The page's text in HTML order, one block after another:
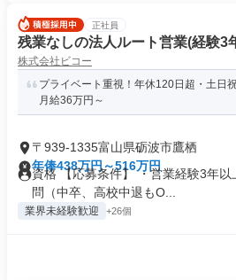
正社員
残業なしの法人ルート営業(経験3
株式会社ビコー
プライベート重視！年休120日超・土日
月給36万円～
〒939-1335富山県砺波市鷹栖
年俸438万円～516万円
資格 【応募条件】 ・営業経験3年
問（中卒、高校中退もO...
業界未経験歓迎 +26個